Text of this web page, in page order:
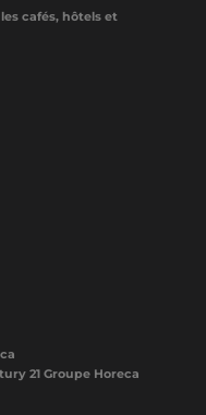
cafés, hôtels et
21 Groupe Horeca